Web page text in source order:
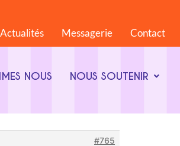
Actualités Messagerie Contact
NOUS NOUS SOUTENIR
#765